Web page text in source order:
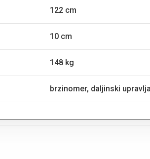
122 cm
10 cm
148 kg
brzinomer, daljinski